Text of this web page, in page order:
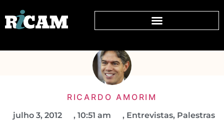
RICARDO AMORIM
julho 3, 2012 , 10:51 am , Entrevistas, Palestras